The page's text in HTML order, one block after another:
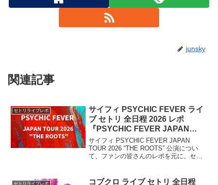
junsky
関連記事
セトリライブレポ
サイフィ PSYCHIC FEVER ライ
ブ セトリ 全日程 2026 レポ
『PSYCHIC FEVER JAPAN
TOUR 2026 “THE ROOTS”』
サイフィ PSYCHIC FEVER JAPAN
TOUR 2026 “THE ROOTS” 公演につい
て、ファンの皆さんのレポを元に、セト
国を巡るライブツアー開催。
セトリライブレポ
コブクロ ライブ セトリ 全日程